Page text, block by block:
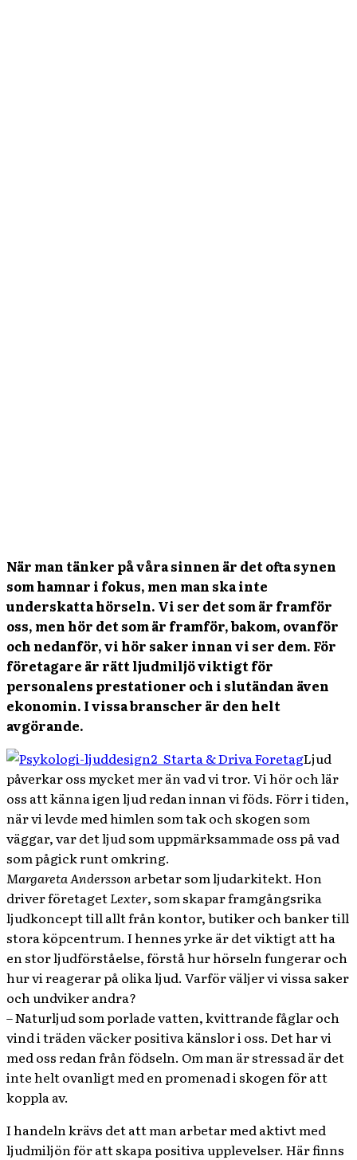
När man tänker på våra sinnen är det ofta synen
som hamnar i fokus, men man ska inte
underskatta hörseln. Vi ser det som är framför
oss, men hör det som är framför, bakom, ovanför
och nedanför, vi hör saker innan vi ser dem. För
företagare är rätt ljudmiljö viktigt för
personalens prestationer och i slutändan även
ekonomin. I vissa branscher är den helt
avgörande.
Ljud
påverkar oss mycket mer än vad vi tror. Vi hör och lär
oss att känna igen ljud redan innan vi föds. Förr i tiden,
när vi levde med himlen som tak och skogen som
väggar, var det ljud som uppmärksammade oss på vad
som pågick runt omkring.
Margareta Andersson arbetar som ljudarkitekt. Hon
driver företagetLexter, som skapar framgångsrika
ljudkoncept till allt från kontor, butiker och banker till
stora köpcentrum. I hennes yrke är det viktigt att ha
en stor ljudförståelse, förstå hur hörseln fungerar och
hur vi reagerar på olika ljud. Varför väljer vi vissa saker
och undviker andra?
– Naturljud som porlade vatten, kvittrande fåglar och
vind i träden väcker positiva känslor i oss. Det har vi
med oss redan från födseln. Om man är stressad är det
inte helt ovanligt med en promenad i skogen för att
koppla av.
I handeln krävs det att man arbetar med aktivt med
ljudmiljön för att skapa positiva upplevelser. Här finns